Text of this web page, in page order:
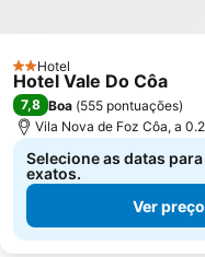
2 Estrelas
Hotel
Hotel Vale Do Côa
7,8 Boa (555 pontuações)
Vila Nova de Foz Côa, a
Selecione as datas
exatos.
Ver